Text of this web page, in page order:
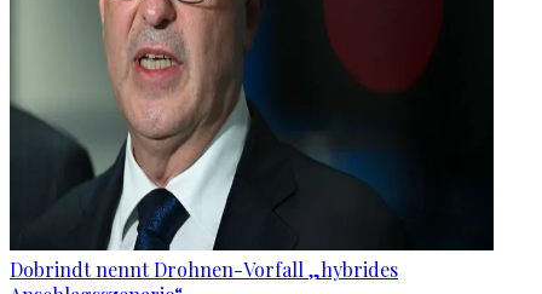
Dobrindt nennt Drohnen-Vorfall „hybrides